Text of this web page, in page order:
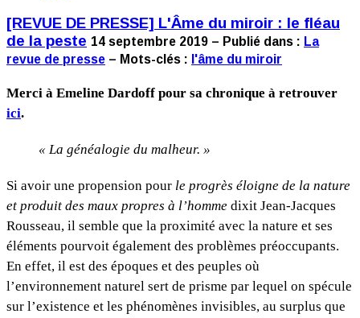
[REVUE DE PRESSE] L'Âme du miroir : le fléau
de la peste 14 septembre 2019 – Publié dans : La
revue de presse – Mots-clés : l'âme du miroir
Merci à Emeline Dardoff pour sa chronique à retrouver
ici.
« La généalogie du malheur. »
Si avoir une propension pour le progrès éloigne de la nature
et produit des maux propres à l’homme dixit Jean-Jacques
Rousseau, il semble que la proximité avec la nature et ses
éléments pourvoit également des problèmes préoccupants.
En effet, il est des époques et des peuples où
l’environnement naturel sert de prisme par lequel on spécule
sur l’existence et les phénomènes invisibles, au surplus que